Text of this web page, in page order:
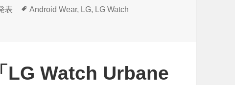
表
タ
Android Wear, LG, LG Watch
LG Watch Urbane